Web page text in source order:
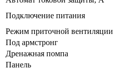
Подключение питания
Режим приточной вентиляции
Под армстронг
Дренажная помпа
Панель